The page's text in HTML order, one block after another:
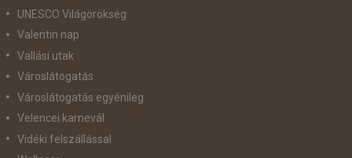
UNESCO Világörökség
Valentin nap
Vallási utak
Városlátogatás
Városlátogatás egyénileg
Velencei karnevál
Vidéki felszállással